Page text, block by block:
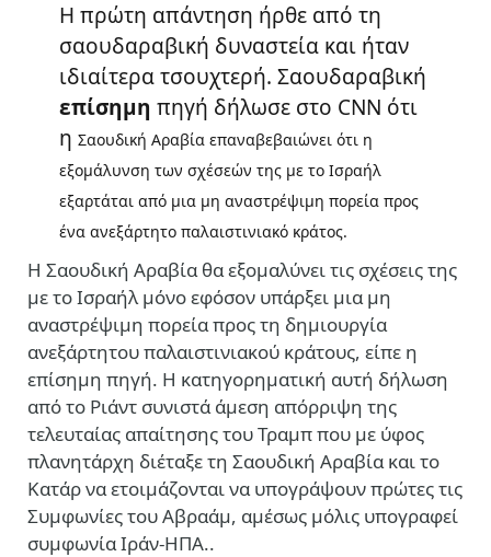
Η πρώτη απάντηση ήρθε από τη
σαουδαραβική δυναστεία και ήταν
ιδιαίτερα τσουχτερή. Σαουδαραβική
επίσημη πηγή δήλωσε στο CNN ότι
η Σαουδική Αραβία επαναβεβαιώνει ότι η
εξομάλυνση των σχέσεών της με το Ισραήλ
εξαρτάται από μια μη αναστρέψιμη πορεία προς
ένα ανεξάρτητο παλαιστινιακό κράτος.
Η Σαουδική Αραβία θα εξομαλύνει τις σχέσεις της
με το Ισραήλ μόνο εφόσον υπάρξει μια μη
αναστρέψιμη πορεία προς τη δημιουργία
ανεξάρτητου παλαιστινιακού κράτους, είπε η
επίσημη πηγή. Η κατηγορηματική αυτή δήλωση
από το Ριάντ συνιστά άμεση απόρριψη της
τελευταίας απαίτησης του Τραμπ που με ύφος
πλανητάρχη διέταξε τη Σαουδική Αραβία και το
Κατάρ να ετοιμάζονται να υπογράψουν πρώτες τις
Συμφωνίες του Αβραάμ, αμέσως μόλις υπογραφεί
συμφωνία Ιράν-ΗΠΑ..